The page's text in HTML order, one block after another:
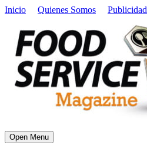
Inicio Quienes Somos Publicidad
Open Menu